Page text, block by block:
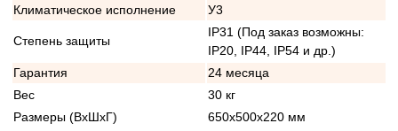
Климатическое исполнение
У3
Степень защиты
IP31 (Под заказ возможны:
IP20, IP44, IP54 и др.)
Гарантия
24 месяца
Вес
30 кг
Размеры (ВхШхГ)
650х500х220 мм